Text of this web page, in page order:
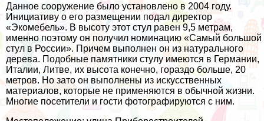
Данное сооружение было установлено в 2004 году.
Инициативу о его размещении подал директор
«Экомебель». В высоту этот стул равен 9,5 метрам,
именно поэтому он получил номинацию «Самый большой
стул в России». Причем выполнен он из натурального
дерева. Подобные памятники стулу имеются в Германии,
Италии, Литве, их высота конечно, гораздо больше, 20
метров. Но зато он выполнены из искусственных
материалов, которые не применяются в обычной жизни.
Многие посетители и гости фотографируются с ним.